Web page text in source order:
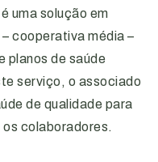
uma solução em
cooperativa média –
planos de saúde
serviço, o associado
de qualidade para
colaboradores.